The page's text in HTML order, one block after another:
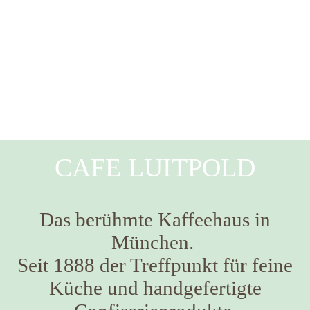
CAFE LUITPOLD
Das berühmte Kaffeehaus in
München.
Seit 1888 der Treffpunkt für feine
Küche und handgefertigte